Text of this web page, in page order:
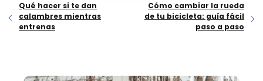
Qué hacer si te dan
calambres mientras
entrenas
Cómo cambiar la rueda
de tu bicicleta: guía fácil
paso a paso